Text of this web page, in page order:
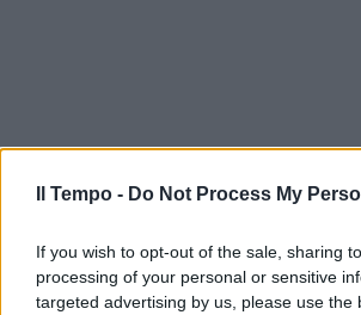
Il Tempo - Do Not Process My
If you wish to opt-out of the sale, sharing
processing of your personal or sensitive
targeted advertising by us, please use the